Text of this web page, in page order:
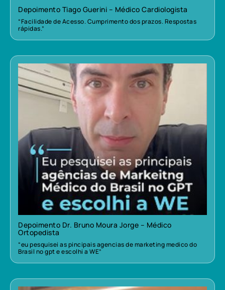
Depoimento Tiago Guerini – Médico Cardiologista
“Facilidade de Acesso. Cumprimento dos prazos. Respostas
rápidas.”
Depoimento Dr. Bruno Moura Jorge – Médico
Ortopedista
“eu pesquisei as pincipais agencias de marketing medico do
Brasil no gpt e escolhi a WE”